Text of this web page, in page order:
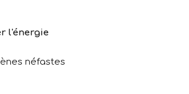
l'énergie
néfastes